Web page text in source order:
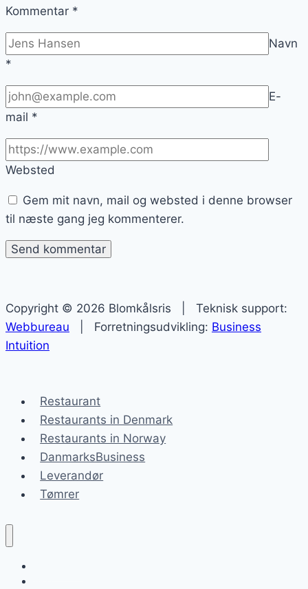
Kommentar *
Navn
*
E-
mail *
Websted
Gem mit navn, mail og websted i denne browser
til næste gang jeg kommenterer.
Copyright © 2026 Blomkålsris | Teknisk support:
Webbureau | Forretningsudvikling: Business
Intuition
Restaurant
Restaurants in Denmark
Restaurants in Norway
DanmarksBusiness
Leverandør
Tømrer